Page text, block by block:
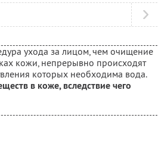
ухода за лицом, чем очищение
кожи, непрерывно происходят
которых необходима вода.
в коже, вследствие чего